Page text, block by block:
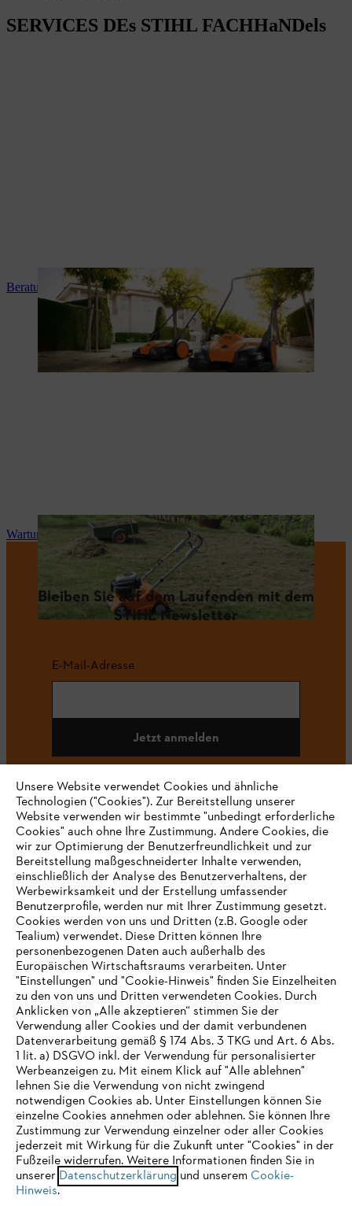
SERVICES DEs STIHL FACHHaNDels
Beratung und Produkteinweisung
Wartung und Reparatur
Bleiben Sie auf dem Laufenden mit dem
STIHL Newsletter
E-Mail-Adresse
Jetzt anmelden
#STIHL
Unternehmen
Häufig gestellte Fragen
Service
Datenschutzrichtlinien Impressum Cookies
IHR BROWSER WIRD NICHT
UNTERSTÜTZT
Sie nutzen einen Browser, den wir noch nicht unterstützen. Für
eine optimale Nutzung unserer Seite empfehlen wir Ihnen, zu
einem der folgenden Browser zu wechseln:
Unsere Website verwendet Cookies und ähnliche
Technologien ("Cookies"). Zur Bereitstellung unserer
Website verwenden wir bestimmte "unbedingt erforderliche
Cookies" auch ohne Ihre Zustimmung. Andere Cookies, die
wir zur Optimierung der Benutzerfreundlichkeit und zur
Bereitstellung maßgeschneiderter Inhalte verwenden,
einschließlich der Analyse des Benutzerverhaltens, der
Werbewirksamkeit und der Erstellung umfassender
Benutzerprofile, werden nur mit Ihrer Zustimmung gesetzt.
Cookies werden von uns und Dritten (z.B. Google oder
Tealium) verwendet. Diese Dritten können Ihre
personenbezogenen Daten auch außerhalb des
Europäischen Wirtschaftsraums verarbeiten. Unter
"Einstellungen" und "Cookie-Hinweis" finden Sie Einzelheiten
zu den von uns und Dritten verwendeten Cookies. Durch
Anklicken von „Alle akzeptieren“ stimmen Sie der
Verwendung aller Cookies und der damit verbundenen
Datenverarbeitung gemäß § 174 Abs. 3 TKG und Art. 6 Abs.
1 lit. a) DSGVO inkl. der Verwendung für personalisierter
Werbeanzeigen zu. Mit einem Klick auf "Alle ablehnen"
lehnen Sie die Verwendung von nicht zwingend
notwendigen Cookies ab. Unter Einstellungen können Sie
einzelne Cookies annehmen oder ablehnen. Sie können Ihre
Zustimmung zur Verwendung einzelner oder aller Cookies
jederzeit mit Wirkung für die Zukunft unter "Cookies" in der
Fußzeile widerrufen. Weitere Informationen finden Sie in
unserer Datenschutzerklärung und unserem Cookie-
Hinweis.